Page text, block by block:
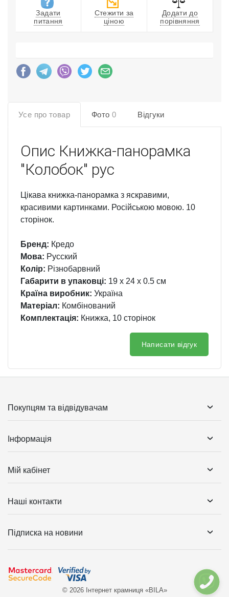
Задати
питання
Стежити за
ціною
Додати до
порівняння
Усе про товар Фото 0 Відгуки
Опис Книжка-панорамка
"Колобок" рус
Цікава книжка-панорамка з яскравими,
красивими картинками. Російською мовою. 10
сторінок.
Бренд: Кредо
Мова: Русский
Колір: Різнобарвний
Габарити в упаковці: 19 x 24 x 0.5 см
Країна виробник: Україна
Матеріал: Комбінований
Комплектація: Книжка, 10 сторінок
Написати відгук
Покупцям та відвідувачам
Інформація
Мій кабінет
Наші контакти
Підписка на новини
© 2026 Інтернет крамниця «BILA»